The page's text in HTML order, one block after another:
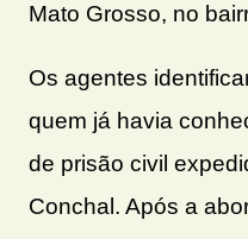
Mato Grosso, no
Os agentes
quem já havia
de prisão civil
Conchal. Após a